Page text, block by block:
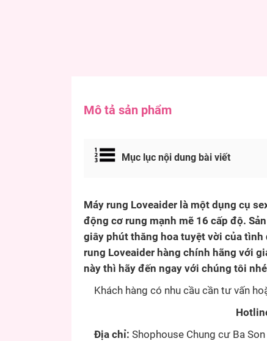
Mô tả sản phẩm
Mục lục nội dung bài viết
Máy rung Loveaider là một dụng cụ
động cơ rung mạnh mẽ 16 cấp độ.
giây phút thăng hoa tuyệt vời của tình
rung Loveaider hàng chính hãng với
này thì hãy đến ngay với chúng tôi
Khách hàng có nhu cầu cần tư vấn
Địa chỉ:Shophouse Chung cư Ba